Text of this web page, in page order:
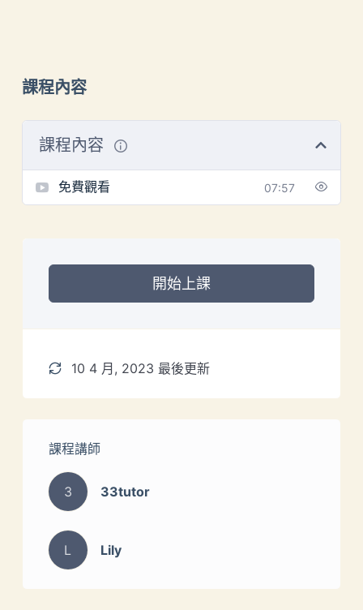
課程內容
課程內容
免費觀看 07:57
開始上課
10 4 月, 2023 最後更新
課程講師
3 33tutor
L Lily